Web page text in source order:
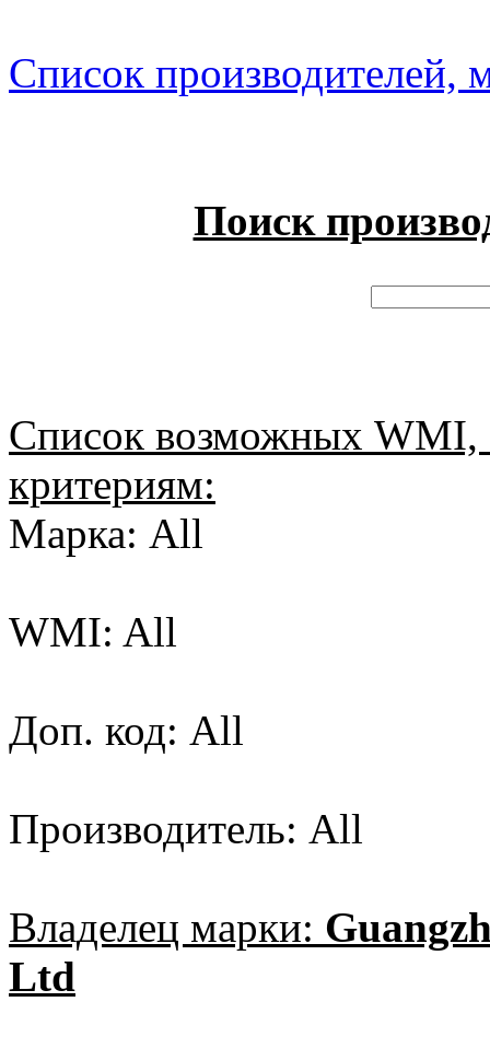
Список производителей,
Поиск
Список возможных
критериям:
Марка: All
WMI: All
Доп. код: All
Производитель: All
Владелец марки:
Ltd